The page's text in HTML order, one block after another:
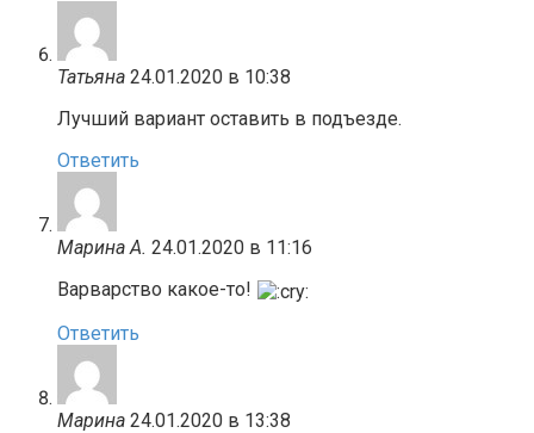
Татьяна 24.01.2020 в 10:38
Лучший вариант оставить в подъезде.
Ответить
Марина А. 24.01.2020 в 11:16
Варварство какое-то!
Ответить
Марина 24.01.2020 в 13:38